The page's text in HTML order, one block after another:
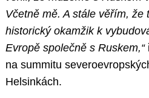
Včetně mě. A stále věřím,
historický okamžik k
Evropě společně s Ruskem,“
na summitu
Helsinkách.